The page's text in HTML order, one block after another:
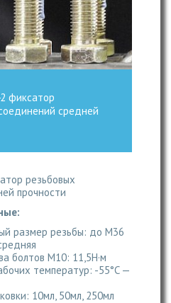
фиксатор
средней
резьбовых
прочности
размер резьбы: до M36
болтов М10: 11,5Н·м
температур: -55°C —
10мл, 50мл, 250мл